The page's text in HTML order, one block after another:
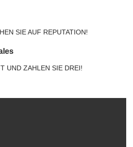
SIE AUF REPUTATION!
UND ZAHLEN SIE DREI!